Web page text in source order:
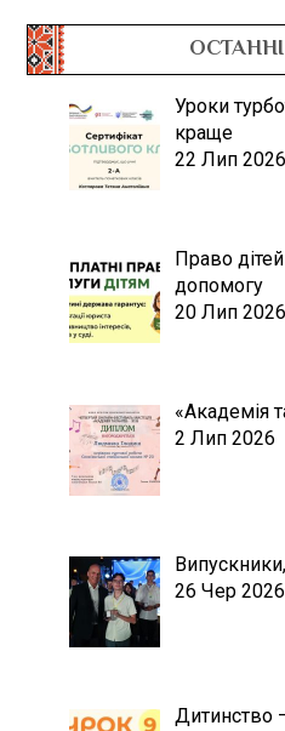
Уроки
краще
22 Лип 2026
Право
допомогу
20 Лип 2026
«Академія
2 Лип 2026
26 Чер 2026
Дитинство